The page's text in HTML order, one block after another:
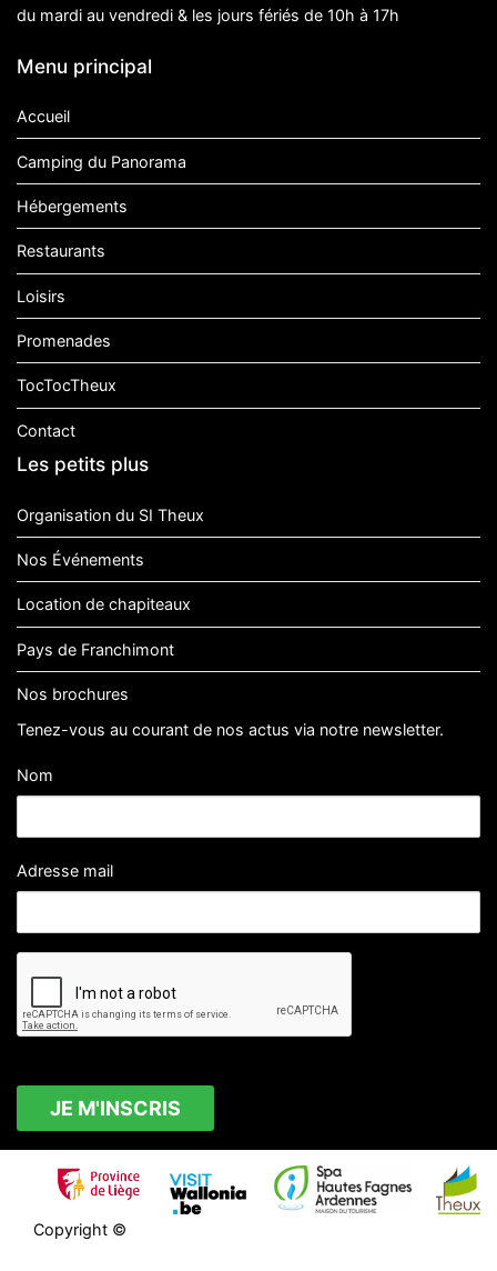
du mardi au vendredi & les jours fériés de 10h à 17h
Menu principal
Accueil
Camping du Panorama
Hébergements
Restaurants
Loisirs
Promenades
TocTocTheux
Contact
Les petits plus
Organisation du SI Theux
Nos Événements
Location de chapiteaux
Pays de Franchimont
Nos brochures
Tenez-vous au courant de nos actus via notre newsletter.
Nom
Adresse mail
Copyright ©